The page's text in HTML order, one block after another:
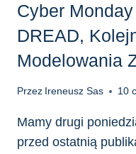
Cyber
DREAD,
Modelowania
Przez Ireneusz Sas 10
Mamy drugi
przed ostatnią